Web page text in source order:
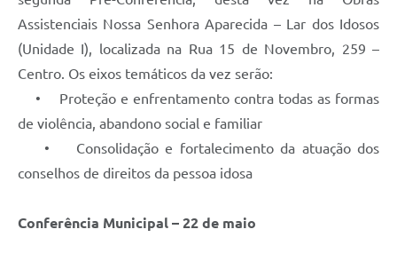
Assistenciais Nossa Senhora Aparecida – Lar dos Idosos
(Unidade I), localizada na Rua 15 de Novembro, 259 –
Centro. Os eixos temáticos da vez serão:
• Proteção e enfrentamento contra todas as formas
de violência, abandono social e familiar
• Consolidação e fortalecimento da atuação dos
conselhos de direitos da pessoa idosa
Conferência Municipal – 22 de maio